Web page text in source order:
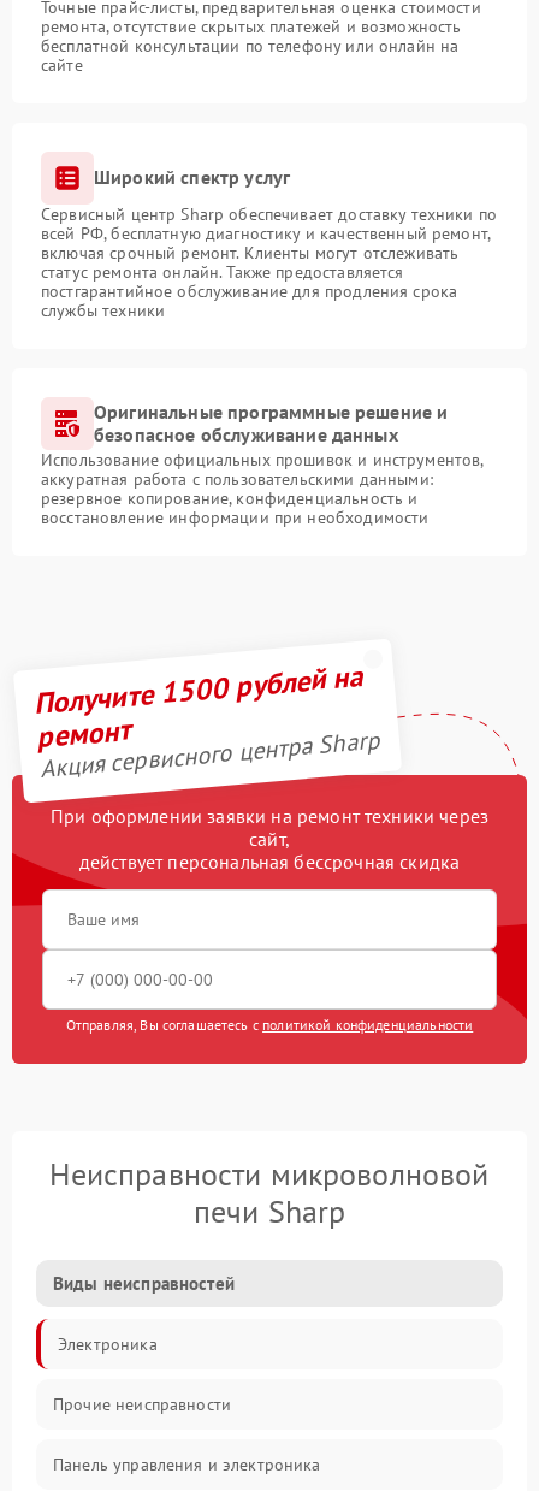
Точные прайс-листы, предварительная оценка стоимости
ремонта, отсутствие скрытых платежей и возможность
бесплатной консультации по телефону или онлайн на
сайте
Широкий спектр услуг
Сервисный центр Sharp обеспечивает доставку техники по
всей РФ, бесплатную диагностику и качественный ремонт,
включая срочный ремонт. Клиенты могут отслеживать
статус ремонта онлайн. Также предоставляется
постгарантийное обслуживание для продления срока
службы техники
Оригинальные программные решение и
безопасное обслуживание данных
Использование официальных прошивок и инструментов,
аккуратная работа с пользовательскими данными:
резервное копирование, конфиденциальность и
восстановление информации при необходимости
Получите 1500 рублей на
ремонт
Акция сервисного центра Sharp
При оформлении заявки на ремонт техники через
сайт,
действует персональная бессрочная скидка
Отправляя, Вы соглашаетесь с политикой конфиденциальности
Неисправности микроволновой
печи Sharp
Виды неисправностей
Электроника
Прочие неисправности
Панель управления и электроника